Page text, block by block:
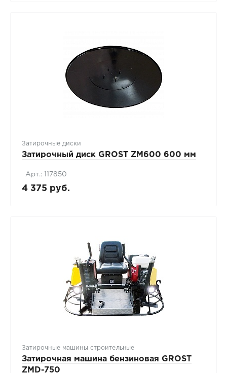
Затирочные диски
Затирочный диск GROST ZM600 600 мм
Арт.: 117850
4 375 руб.
Затирочные машины строительные
Затирочная машина бензиновая GROST
ZMD-750